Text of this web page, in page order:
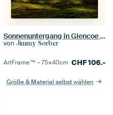
Sonnenuntergang in Glencoe (Schottland)
von Jimmy Sorber
ArtFrame™ –75×40cm CHF106.-
Größe & Material selbst wählen